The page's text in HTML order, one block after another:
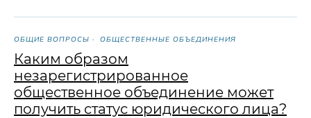
ОБЩИЕ ВОПРОСЫ ОБЩЕСТВЕННЫЕ ОБЪЕДИНЕНИЯ
Каким образом
незарегистрированное
общественное объединение может
получить статус юридического лица?